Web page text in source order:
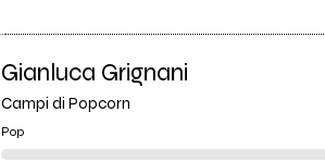
Gianluca Grignani
Campi di Popcorn
Pop